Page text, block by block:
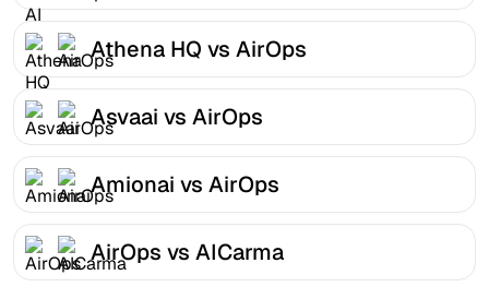
Athena HQ vs AirOps
Asvaai vs AirOps
Amionai vs AirOps
AirOps vs AICarma